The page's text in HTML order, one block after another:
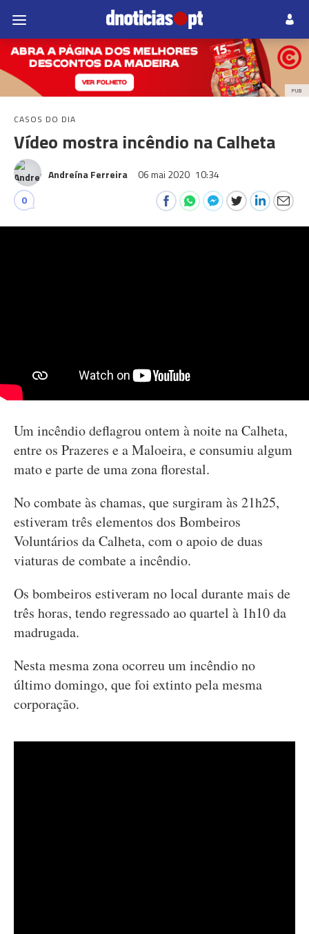
PUB
CASOS DO DIA
Vídeo mostra incêndio na Calheta
Andreína Ferreira 06 mai 2020 10:34
0
Um incêndio deflagrou ontem à noite na Calheta,
entre os Prazeres e a Maloeira, e consumiu algum
mato e parte de uma zona florestal.
No combate às chamas, que surgiram às 21h25,
estiveram três elementos dos Bombeiros
Voluntários da Calheta, com o apoio de duas
viaturas de combate a incêndio.
Os bombeiros estiveram no local durante mais de
três horas, tendo regressado ao quartel à 1h10 da
madrugada.
Nesta mesma zona ocorreu um incêndio no
último domingo, que foi extinto pela mesma
corporação.